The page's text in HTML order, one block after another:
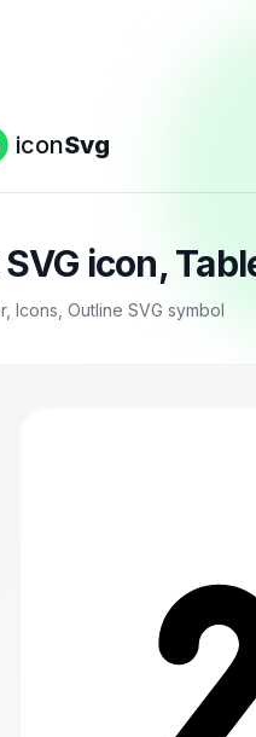
iconSvg
icon,
Icons, Outline SVG symbol